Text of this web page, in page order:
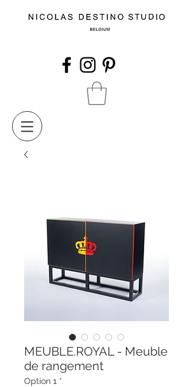
MEUBLE.ROYAL - Meuble
de rangement
Option 1 *